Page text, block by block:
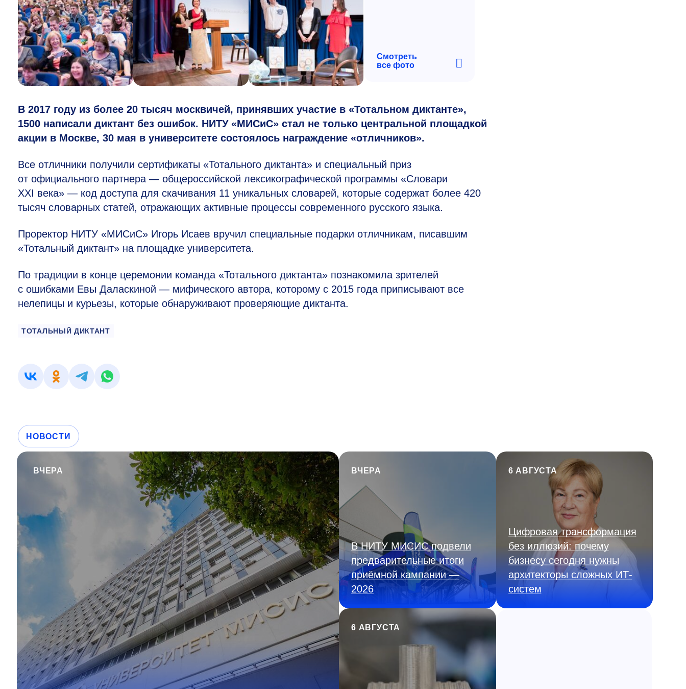
Смотреть
все фото
В 2017 году из более 20 тысяч москвичей, принявших участие в «Тотальном диктанте»,
1500 написали диктант без ошибок. НИТУ «МИСиС» стал не только центральной площадкой
акции в Москве, 30 мая в университете состоялось награждение «отличников».
Все отличники получили сертификаты «Тотального диктанта» и специальный приз
от официального партнера — общероссийской лексикографической программы «Словари
XXI века» — код доступа для скачивания 11 уникальных словарей, которые содержат более 420
тысяч словарных статей, отражающих активные процессы современного русского языка.
Проректор НИТУ «МИСиС» Игорь Исаев вручил специальные подарки отличникам, писавшим
«Тотальный диктант» на площадке университета.
По традиции в конце церемонии команда «Тотального диктанта» познакомила зрителей
с ошибками Евы Даласкиной — мифического автора, которому с 2015 года приписывают все
нелепицы и курьезы, которые обнаруживают проверяющие диктанта.
ТОТАЛЬНЫЙ ДИКТАНТ
НОВОСТИ
ВЧЕРА ВЧЕРА
В НИТУ МИСИС подвели
предварительные итоги
приёмной кампании —
2026
6 АВГУСТА
Цифровая трансформация
без иллюзий: почему
бизнесу сегодня нужны
архитекторы сложных ИТ-
систем
6 АВГУСТА